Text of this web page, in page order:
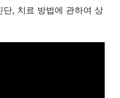
, 치료 방법에 관하여 상